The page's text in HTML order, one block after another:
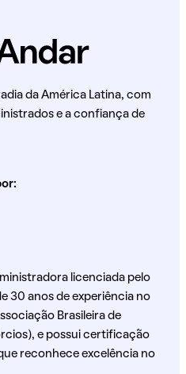
da América Latina, com
e a confiança de
licenciada pelo
30 anos de experiência no
Brasileira de
e possui certificação
reconhece excelência no